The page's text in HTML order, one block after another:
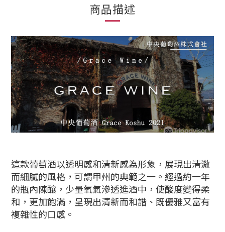
商品描述
這款葡萄酒以透明感和清新感為形象，展現出清澈
而細膩的風格，可謂甲州的典範之一。經過約一年
的瓶內陳釀，少量氧氣滲透進酒中，使酸度變得柔
和，更加飽滿，呈現出清新而和諧、既優雅又富有
複雜性的口感。